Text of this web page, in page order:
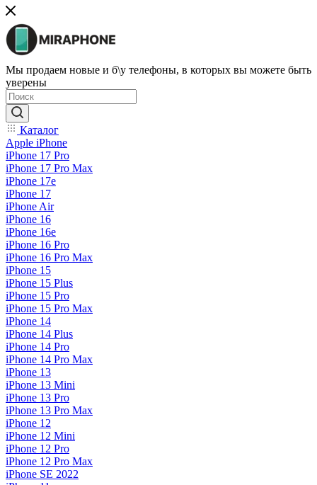
Мы продаем новые и б\у телефоны, в которых вы можете быть
уверены
Каталог
Apple iPhone
iPhone 17 Pro
iPhone 17 Pro Max
iPhone 17e
iPhone 17
iPhone Air
iPhone 16
iPhone 16e
iPhone 16 Pro
iPhone 16 Pro Max
iPhone 15
iPhone 15 Plus
iPhone 15 Pro
iPhone 15 Pro Max
iPhone 14
iPhone 14 Plus
iPhone 14 Pro
iPhone 14 Pro Max
iPhone 13
iPhone 13 Mini
iPhone 13 Pro
iPhone 13 Pro Max
iPhone 12
iPhone 12 Mini
iPhone 12 Pro
iPhone 12 Pro Max
iPhone SE 2022